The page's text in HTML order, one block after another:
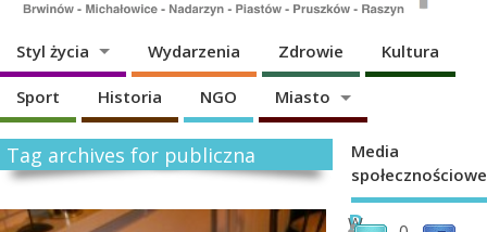
Styl życia Wydarzenia Zdrowie Kultura
Sport Historia NGO Miasto
Tag archives for publiczna
R
W
Media
społecznościowe